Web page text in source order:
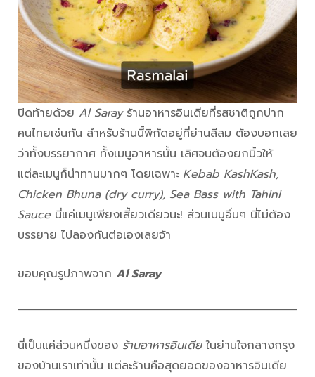
ปิดท้ายด้วย Al Saray ร้านอาหารอินเดียที่รสชาติถูกปาก
คนไทยเช่นกัน สำหรับร้านนี้พิกัดอยู่ที่ย่านสีลม ต้องบอกเลย
ว่าทั้งบรรยากาศ ทั้งเมนูอาหารนั้น เลิศจนต้องยกนิ้วให้
แต่ละเมนูก็น่าทานมากๆ โดยเฉพาะ Kebab KashKash,
Chicken Bhuna (dry curry), Sea Bass with Tahini
Sauce นี่แค่เมนูเพียงเสี้ยวเดียวนะ! ส่วนเมนูอื่นๆ นี่ไม่ต้อง
บรรยาย ไปลองกันต่อเองเลยจ้า
ขอบคุณรูปภาพจาก Al Saray
นี่เป็นแค่ส่วนหนึ่งของ ร้านอาหารอินเดียในย่านใจกลางกรุง
ของบ้านเราเท่านั้น แต่ละร้านคือสุดยอดของอาหารอินเดีย